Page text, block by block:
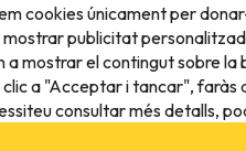
cookies únicament per
publicitat
a mostrar el contingut sobre
clic a "Acceptar i tancar", faràs
consultar més detalls,